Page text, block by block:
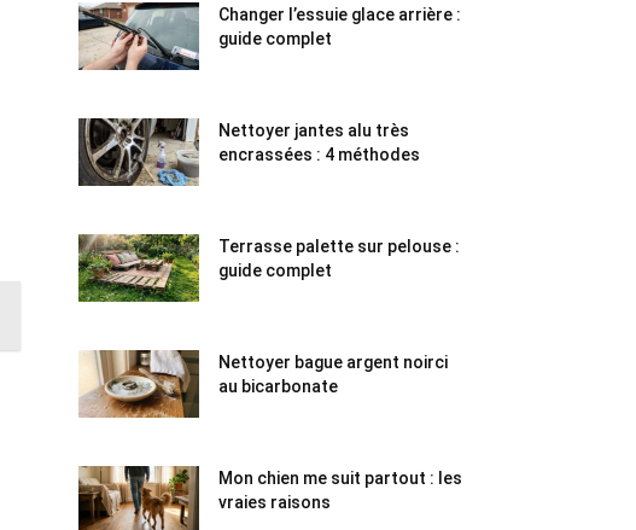
Changer l’essuie glace arrière :
guide complet
Nettoyer jantes alu très
encrassées : 4 méthodes
Terrasse palette sur pelouse :
guide complet
Nettoyer bague argent noirci
au bicarbonate
Mon chien me suit partout : les
vraies raisons